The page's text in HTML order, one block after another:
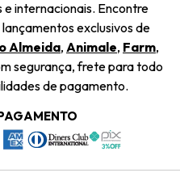
e internacionais. Encontre
exclusivos de
Almeida, Animale, Farm,
segurança, frete para todo
de pagamento.